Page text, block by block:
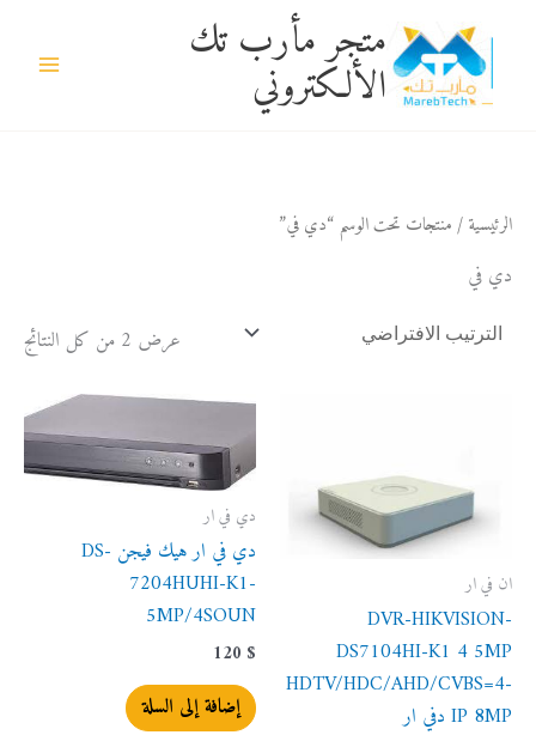
المحتوى
متجر مأرب تك
الألكتروني
الرئيسية/ منتجات تحت الوسم “دي في”
دي في
عرض ⁦2⁩ من كل النتائج
ان في ار
DVR-HIKVISION-
DS7104HI-K1 4 5MP
HDTV/HDC/AHD/CVBS=4-
IP 8MP دفي ار
دي في ار
دي في ار هيك فيجن DS-
7204HUHI-K1-
5MP/4SOUN
120 $
إضافة إلى السلة